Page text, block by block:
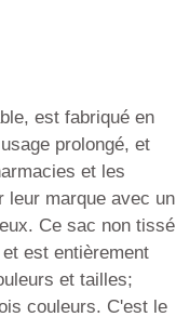
est fabriqué en
prolongé, et
et les
leur marque avec un
Ce sac non tissé
est entièrement
et tailles;
couleurs. C'est le